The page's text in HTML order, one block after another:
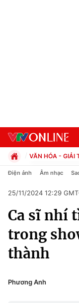
Chuyên mục
Chính trị
Xã hội
Pháp luật
VĂN HÓA - GIẢI
Chính trị
Pháp luật
Kinh tế
Thể thao
Truyền hình
Văn hóa -
Điện ảnh Âm nhạc
25/11/2024 12:29
Ca sĩ nhí
trong
thành
Phương Anh